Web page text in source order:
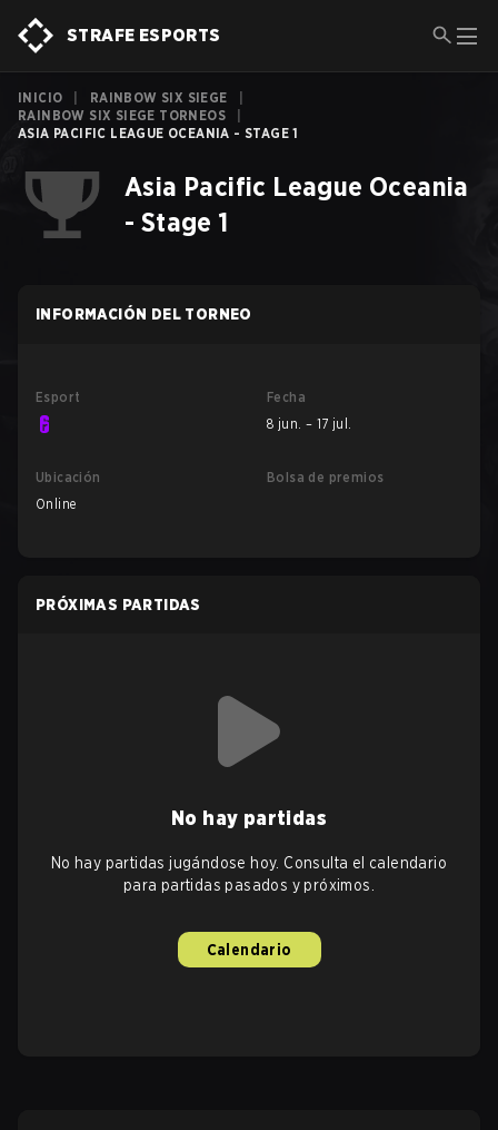
STRAFE ESPORTS
INICIO RAINBOW SIX SIEGE
RAINBOW SIX SIEGE TORNEOS
ASIA PACIFIC LEAGUE OCEANIA - STAGE 1
Asia Pacific League Oceania
- Stage 1
INFORMACIÓN DEL TORNEO
Esport
Fecha
8 jun. – 17 jul.
Ubicación
Online
Bolsa de premios
PRÓXIMAS PARTIDAS
No hay partidas
No hay partidas jugándose hoy. Consulta el calendario
para partidas pasados y próximos.
Calendario